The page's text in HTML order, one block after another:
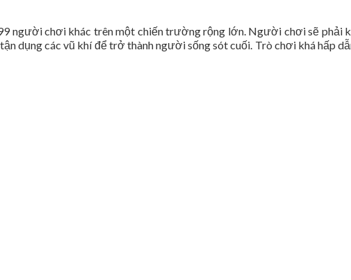
99 người chơi khác trên một chiến trường rộng lớn. Người chơi sẽ phải
dụng các vũ khí để trở thành người sống sót cuối. Trò chơi khá hấp